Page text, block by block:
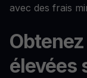
avec des frais
élevées